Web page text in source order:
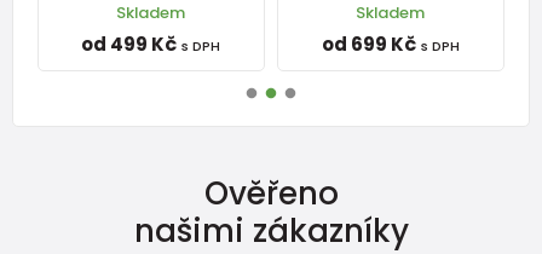
Skladem
od 499 Kč s DPH
Skladem
od 699 Kč s DPH
Ověřeno
našimi zákazníky